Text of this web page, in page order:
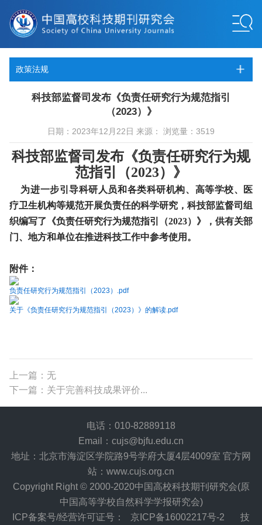
政策法规
科技部监督司发布《负责任研究行为规范指引
（2023）》
日期：2023年12月22日 来源： 浏览量：3519
科技部监督司发布《负责任研究行为规
范指引（2023）》
为进一步引导科研人员和各类科研机构、高等学校、医
疗卫生机构等规范开展负责任的科学研究，科技部监督司组
织编写了《负责任研究行为规范指引（2023）》，供有关部
门、地方和单位在推进科技工作中参考使用。
附件：
负责任研究行为规范指引（2023）.pdf
关于《负责任研究行为规范指引（2023）》的解读.pdf
上一篇：无
下一篇：关于完善科技成果评价...
电话：010-82889118
Email：cujs@bjfu.edu.cn
地址：北京市海淀区学院路9号学府大厦4层4009室 官方网
站：www.cujs.org.cn
Copyright Right © 2000-2020中国高校科技期刊研究会(原
中国高等学校自然科学学报研究会)
ICP备案号/经营许可证号：
京ICP备16002217号-2 技